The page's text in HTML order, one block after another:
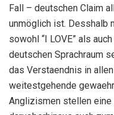
Fall – deutschen Claim
unmöglich ist. Desshalb
sowohl “I LOVE” als
deutschen Sprachraum
das Verstaendnis in
weitestgehende
Anglizismen stellen eine